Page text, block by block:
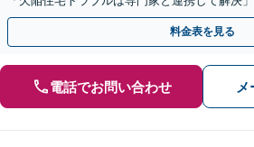
し／賃料の増額・減額／欠陥住宅【休日・夜
料金表を見る
電話でお問い合わせ